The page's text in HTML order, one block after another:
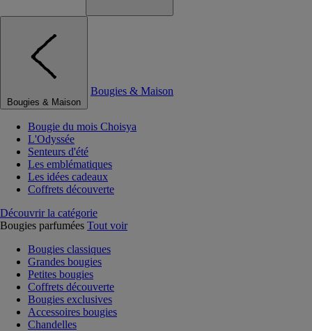
Bougies & Maison
Bougies & Maison
Bougie du mois Choisya
L'Odyssée
Senteurs d'été
Les emblématiques
Les idées cadeaux
Coffrets découverte
Découvrir la catégorie
Bougies parfumées Tout voir
Bougies classiques
Grandes bougies
Petites bougies
Coffrets découverte
Bougies exclusives
Accessoires bougies
Chandelles